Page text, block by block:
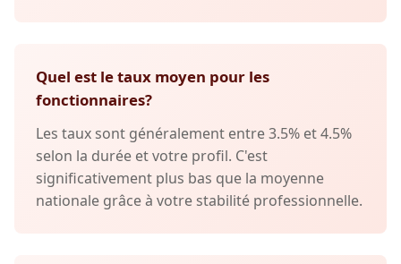
Quel est le taux moyen pour les
fonctionnaires?
Les taux sont généralement entre 3.5% et 4.5%
selon la durée et votre profil. C'est
significativement plus bas que la moyenne
nationale grâce à votre stabilité professionnelle.